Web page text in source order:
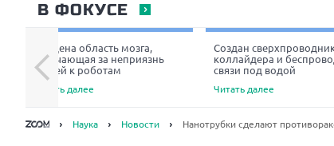
В ФОКУСЕ
Найдена область мозга,
отвечающая за неприязнь
людей к роботам
Читать далее
Создан
коллайдера и
связи под водой
Читать далее
Наука Новости Нанотрубки сделают